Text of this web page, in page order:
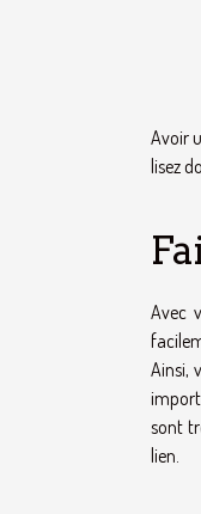
Avoir
lisez
Avec
Ainsi,
sont
lien.